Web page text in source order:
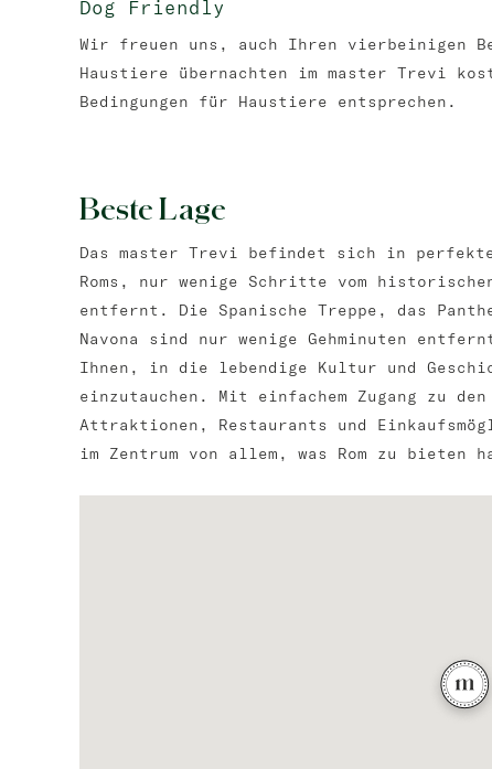
Dog Friendly
Wir freuen uns, auch Ihren vierbeinigen
Haustiere übernachten im master Trevi
Bedingungen für Haustiere entsprechen.
Beste Lage
Das master Trevi befindet sich in
Roms, nur wenige Schritte vom
entfernt. Die Spanische Treppe, das
Navona sind nur wenige Gehminuten
Ihnen, in die lebendige Kultur und
einzutauchen. Mit einfachem Zugang zu
Attraktionen, Restaurants und
im Zentrum von allem, was Rom zu bieten